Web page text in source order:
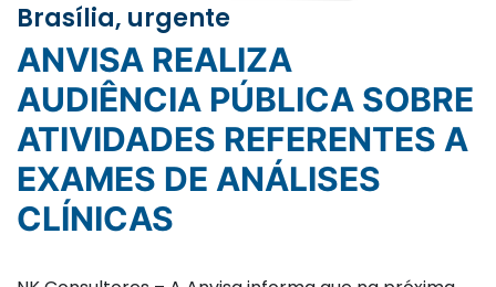
Brasília, urgente
ANVISA REALIZA
AUDIÊNCIA PÚBLICA SOBRE
ATIVIDADES REFERENTES A
EXAMES DE ANÁLISES
CLÍNICAS